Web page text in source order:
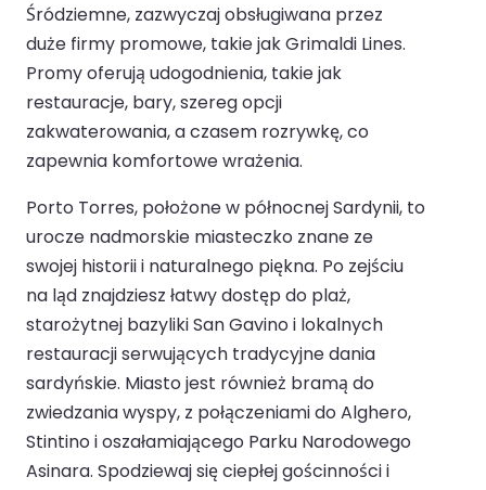
Śródziemne, zazwyczaj obsługiwana przez
duże firmy promowe, takie jak Grimaldi Lines.
Promy oferują udogodnienia, takie jak
restauracje, bary, szereg opcji
zakwaterowania, a czasem rozrywkę, co
zapewnia komfortowe wrażenia.
Porto Torres, położone w północnej Sardynii, to
urocze nadmorskie miasteczko znane ze
swojej historii i naturalnego piękna. Po zejściu
na ląd znajdziesz łatwy dostęp do plaż,
starożytnej bazyliki San Gavino i lokalnych
restauracji serwujących tradycyjne dania
sardyńskie. Miasto jest również bramą do
zwiedzania wyspy, z połączeniami do Alghero,
Stintino i oszałamiającego Parku Narodowego
Asinara. Spodziewaj się ciepłej gościnności i